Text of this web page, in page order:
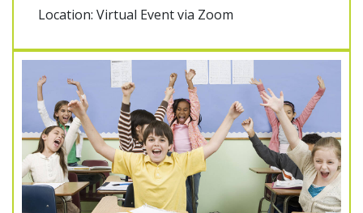
Location: Virtual Event via Zoom